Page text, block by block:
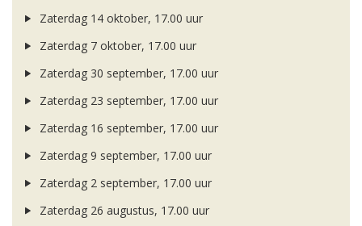
Zaterdag 14 oktober, 17.00 uur
Zaterdag 7 oktober, 17.00 uur
Zaterdag 30 september, 17.00 uur
Zaterdag 23 september, 17.00 uur
Zaterdag 16 september, 17.00 uur
Zaterdag 9 september, 17.00 uur
Zaterdag 2 september, 17.00 uur
Zaterdag 26 augustus, 17.00 uur